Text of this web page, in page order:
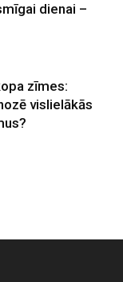
dienai –
zīmes:
vislielākās